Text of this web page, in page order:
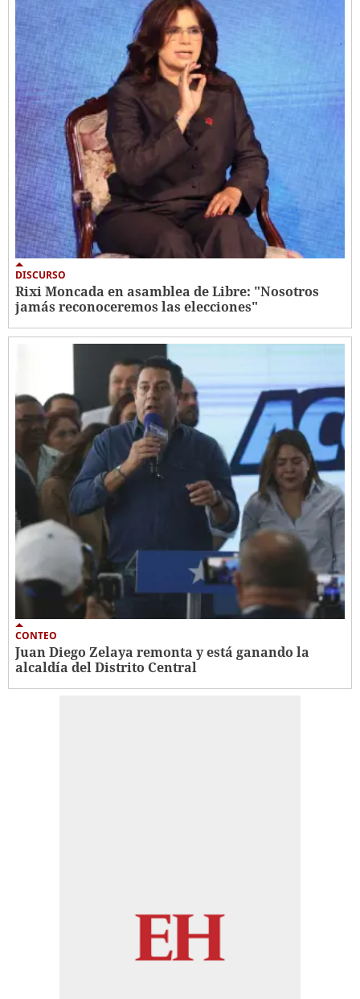
DISCURSO
Rixi Moncada en asamblea de Libre: "Nosotros
jamás reconoceremos las elecciones"
CONTEO
Juan Diego Zelaya remonta y está ganando la
alcaldía del Distrito Central